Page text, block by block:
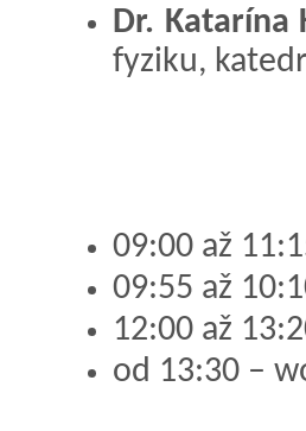
Dr. Katarína
fyziku,
09:00 až
09:55 až
12:00 až
od 13:30 –